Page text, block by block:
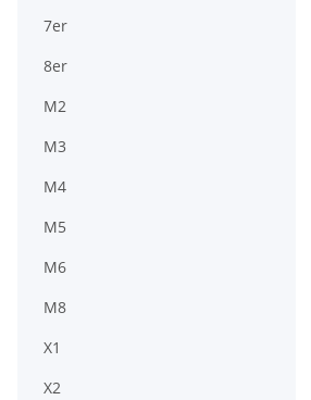
7er
8er
M2
M3
M4
M5
M6
M8
X1
X2